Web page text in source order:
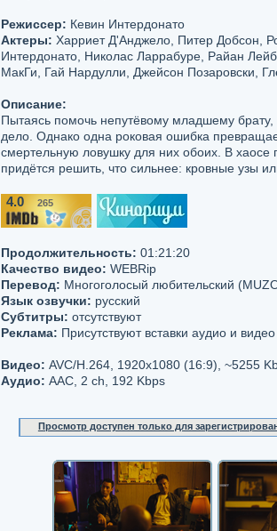
Режиссер: Кевин Интердонато
Актеры: Харриет Д'Анджело, Питер Добсон,
Интердонато, Николас Ларрабуре, Райан
МакГи, Гай Нардулли, Джейсон Позаровски,
Описание:
Пытаясь помочь непутёвому младшему брату,
дело. Однако одна роковая ошибка
смертельную ловушку для них обоих. В хаосе
придётся решить, что сильнее: кровные узы
4.0 265
Продолжительность: 01:21:20
Качество видео: WEBRip
Перевод: Многоголосый любительский
Язык озвучки: русский
Субтитры: отсутствуют
Реклама: Присутствуют вставки аудио и
Видео: AVC/H.264, 1920x1080 (16:9), ~5255
Аудио: AAC, 2 ch, 192 Kbps
Просмотр доступен только для